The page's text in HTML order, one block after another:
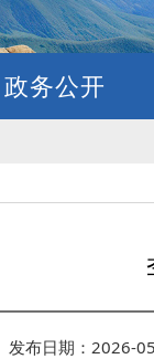
政务公开
发布日期：2026-